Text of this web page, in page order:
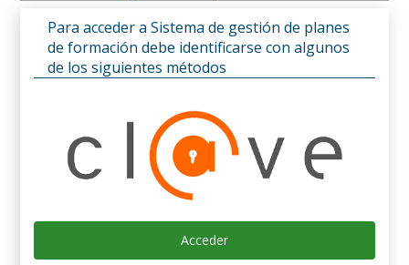
Para acceder a Sistema de gestión de planes
de formación debe identificarse con algunos
de los siguientes métodos
Acceder